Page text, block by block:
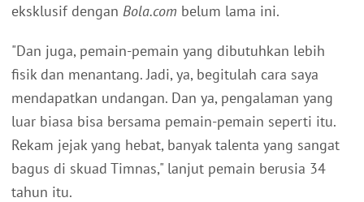
eksklusif dengan Bola.com belum lama ini.
"Dan juga, pemain-pemain yang dibutuhkan lebih
fisik dan menantang. Jadi, ya, begitulah cara saya
mendapatkan undangan. Dan ya, pengalaman yang
luar biasa bisa bersama pemain-pemain seperti itu.
Rekam jejak yang hebat, banyak talenta yang sangat
bagus di skuad Timnas," lanjut pemain berusia 34
tahun itu.